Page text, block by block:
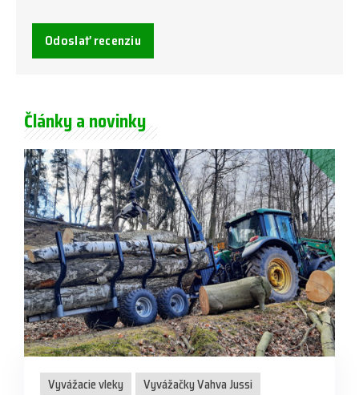
Odoslať recenziu
Články a novinky
Vyvážacie vleky
Vyvážačky Vahva Jussi